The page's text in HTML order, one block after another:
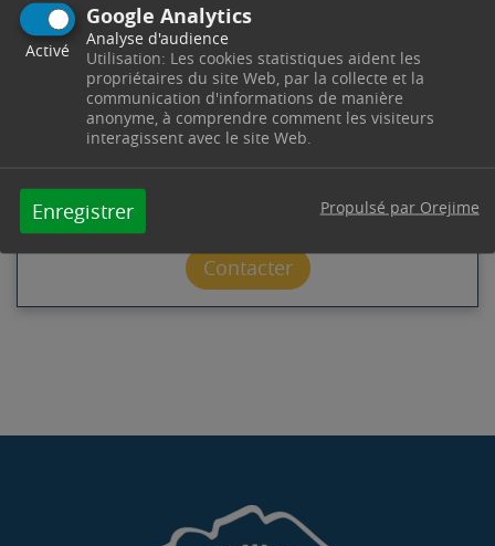
Google Analytics
Activé
Analyse d'audience
Utilisation: Les cookies statistiques aident les
propriétaires du site Web, par la collecte et la
communication d'informations de manière
anonyme, à comprendre comment les visiteurs
interagissent avec le site Web.
Enregistrer Propulsé par Orejime
SERVICE CULTURE
Office de Tourisme Château des Remparts -
Boulevard Etienne Boyer13530Trets
Télephone : 04 42 61 23 78
Horaires : Du 01/10 au 31/05 : du lundi au vendredi
30/09 : du mardi au samedi de 8h30 à 12h00 & de
13h30 à 17h00 - culture@trets.fr
Contacter par mail
Contacter